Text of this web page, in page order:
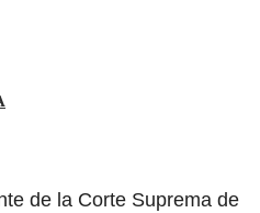
de la Corte Suprema de